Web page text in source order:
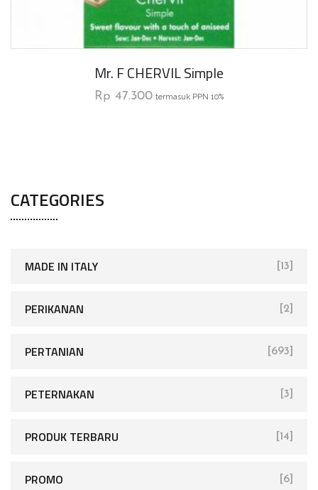
Mr. F CHERVIL Simple
Rp 47.300 termasuk PPN 10%
CATEGORIES
MADE IN ITALY [13]
PERIKANAN [2]
PERTANIAN [693]
PETERNAKAN [3]
PRODUK TERBARU [14]
PROMO [6]